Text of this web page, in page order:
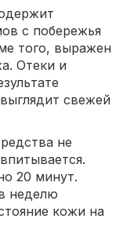
с побережья
того, выражен
Отеки и
свежей
не
20 минут.
неделю
кожи на